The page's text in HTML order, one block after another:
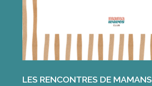
LES RENCONTRES DE MAMANS